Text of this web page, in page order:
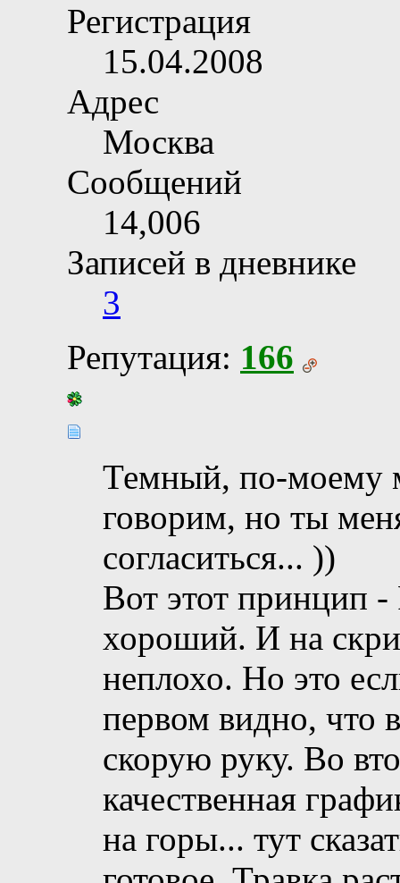
Регистрация
15.04.2008
Адрес
Москва
Сообщений
14,006
Записей в дневнике
3
Репутация: 166
Темный, по-моему
говорим, но ты
согласиться... ))
Вот этот принцип
хороший. И на
неплохо. Но это
первом видно, что
скорую руку. Во
качественная
на горы... тут